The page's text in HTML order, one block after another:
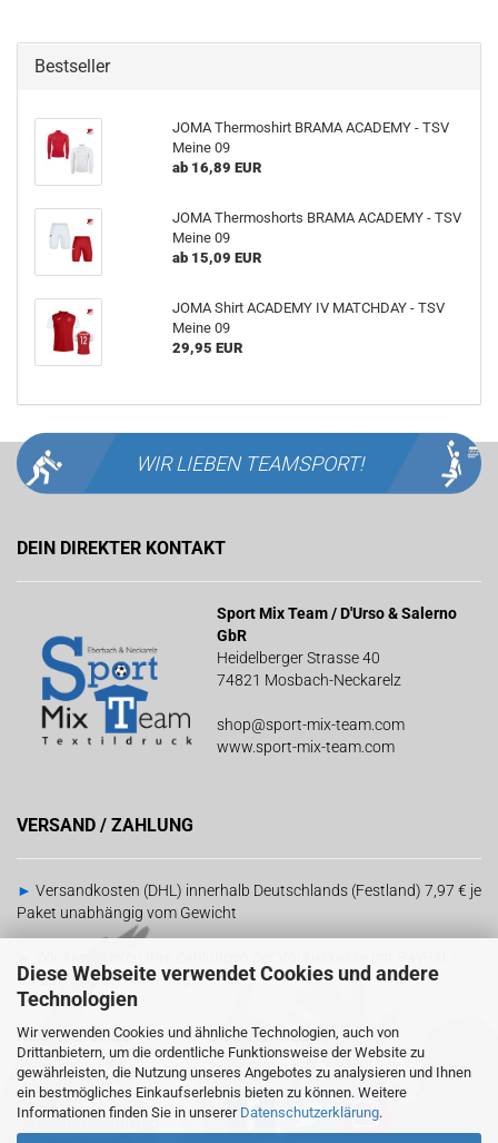
Diese Webseite verwendet Cookies und andere
Technologien
Wir verwenden Cookies und ähnliche Technologien, auch von
Drittanbietern, um die ordentliche Funktionsweise der Website zu
gewährleisten, die Nutzung unseres Angebotes zu analysieren und Ihnen
ein bestmögliches Einkaufserlebnis bieten zu können. Weitere
Informationen finden Sie in unserer Datenschutzerklärung.
Bestseller
JOMA Thermoshirt BRAMA ACADEMY - TSV
Meine 09
ab 16,89 EUR
JOMA Thermoshorts BRAMA ACADEMY - TSV
Meine 09
ab 15,09 EUR
JOMA Shirt ACADEMY IV MATCHDAY - TSV
Meine 09
29,95 EUR
WIR LIEBEN TEAMSPORT!
DEIN DIREKTER KONTAKT
Sport Mix Team / D'Urso & Salerno
GbR
Heidelberger Strasse 40
74821 Mosbach-Neckarelz
shop@sport-mix-team.com
www.sport-mix-team.com
VERSAND / ZAHLUNG
► Versandkosten (DHL) innerhalb Deutschlands (Festland) 7,97 € je
Paket unabhängig vom Gewicht
Barzahlung bei Abholung
RECHTLICHES
-AGB
-Versand & Zahlung
SOCIAL MEDIA